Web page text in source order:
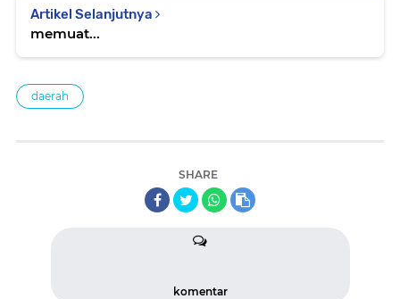
Artikel Selanjutnya
memuat...
daerah
SHARE
komentar